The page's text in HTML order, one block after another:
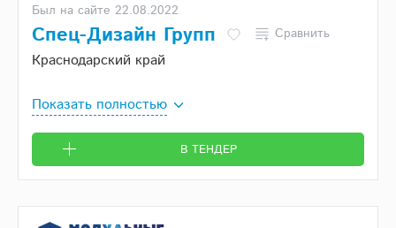
Был на сайте 22.08.2022
Спец-Дизайн Групп Сравнить
Краснодарский край
Показать полностью
В ТЕНДЕР